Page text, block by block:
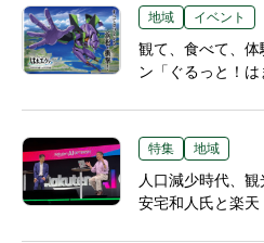
地域 イベント
観て、食べて、
ン「ぐるっと！
特集 地域
人口減少時代、
安宅和人氏と楽